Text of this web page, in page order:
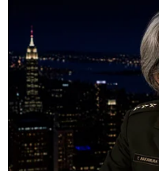
partner
Seafood &
Seafood a
Jaké druhy
Rusku?
Na světě